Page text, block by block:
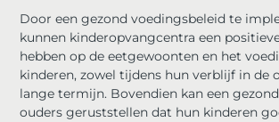
Door een gezond voedingsbeleid te
kunnen kinderopvangcentra een
hebben op de eetgewoonten en het
kinderen, zowel tijdens hun verblijf in de
lange termijn. Bovendien kan een
ouders geruststellen dat hun kinderen